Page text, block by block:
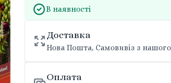
В наявності
Доставка
Нова Пошта, Самовивіз з
Оплата